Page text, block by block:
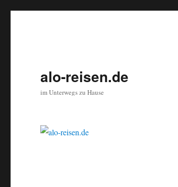
alo-reisen.de
im Unterwegs zu Hause